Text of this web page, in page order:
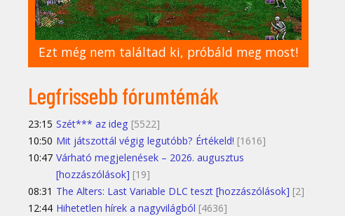
Ezt még nem találtad ki, próbáld meg most!
Legfrissebb fórumtémák
23:15 Szét*** az ideg [5522]
10:50 Mit játszottál végig legutóbb? Értékeld! [1616]
10:47 Várható megjelenések – 2026. augusztus
[hozzászólások] [19]
08:31 The Alters: Last Variable DLC teszt [hozzászólások] [2]
12:44 Hihetetlen hírek a nagyvilágból [4636]